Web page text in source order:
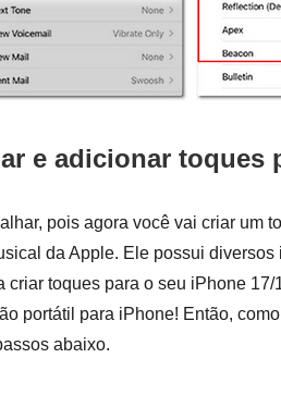
e adicionar toques
pois agora você vai criar um
da Apple. Ele possui diversos
toques para o seu iPhone
portátil para iPhone! Então,
abaixo.